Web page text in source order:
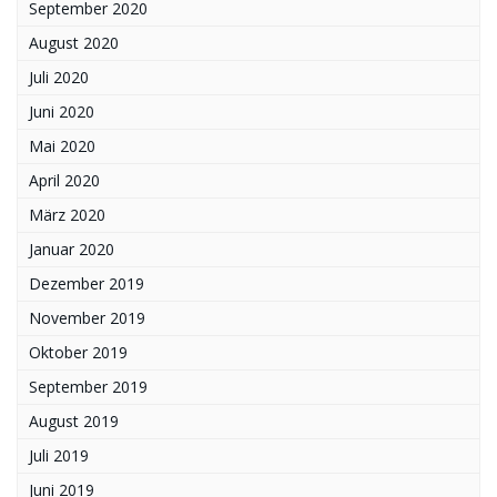
September 2020
August 2020
Juli 2020
Juni 2020
Mai 2020
April 2020
März 2020
Januar 2020
Dezember 2019
November 2019
Oktober 2019
September 2019
August 2019
Juli 2019
Juni 2019